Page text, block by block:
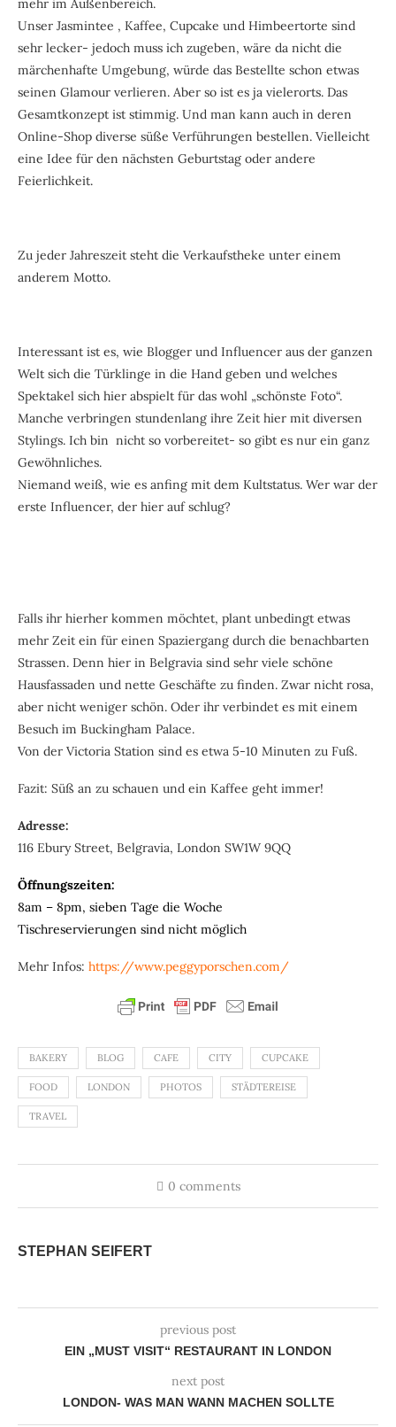
mehr im Außenbereich.
Unser Jasmintee , Kaffee, Cupcake und Himbeertorte sind
sehr lecker- jedoch muss ich zugeben, wäre da nicht die
märchenhafte Umgebung, würde das Bestellte schon etwas
seinen Glamour verlieren. Aber so ist es ja vielerorts. Das
Gesamtkonzept ist stimmig. Und man kann auch in deren
Online-Shop diverse süße Verführungen bestellen. Vielleicht
eine Idee für den nächsten Geburtstag oder andere
Feierlichkeit.
Zu jeder Jahreszeit steht die Verkaufstheke unter einem
anderem Motto.
Interessant ist es, wie Blogger und Influencer aus der ganzen
Welt sich die Türklinge in die Hand geben und welches
Spektakel sich hier abspielt für das wohl „schönste Foto“.
Manche verbringen stundenlang ihre Zeit hier mit diversen
Stylings. Ich bin nicht so vorbereitet- so gibt es nur ein ganz
Gewöhnliches.
Niemand weiß, wie es anfing mit dem Kultstatus. Wer war der
erste Influencer, der hier auf schlug?
Falls ihr hierher kommen möchtet, plant unbedingt etwas
mehr Zeit ein für einen Spaziergang durch die benachbarten
Strassen. Denn hier in Belgravia sind sehr viele schöne
Hausfassaden und nette Geschäfte zu finden. Zwar nicht rosa,
aber nicht weniger schön. Oder ihr verbindet es mit einem
Besuch im Buckingham Palace.
Von der Victoria Station sind es etwa 5-10 Minuten zu Fuß.
Fazit: Süß an zu schauen und ein Kaffee geht immer!
Adresse:
116 Ebury Street, Belgravia, London SW1W 9QQ
Öffnungszeiten:
8am – 8pm, sieben Tage die Woche
Tischreservierungen sind nicht möglich
Mehr Infos: https://www.peggyporschen.com/
BAKERY BLOG CAFE CITY CUPCAKE
FOOD LONDON PHOTOS STÄDTEREISE
TRAVEL
0 comments
STEPHAN SEIFERT
previous post
EIN „MUST VISIT“ RESTAURANT IN LONDON
next post
LONDON- WAS MAN WANN MACHEN SOLLTE